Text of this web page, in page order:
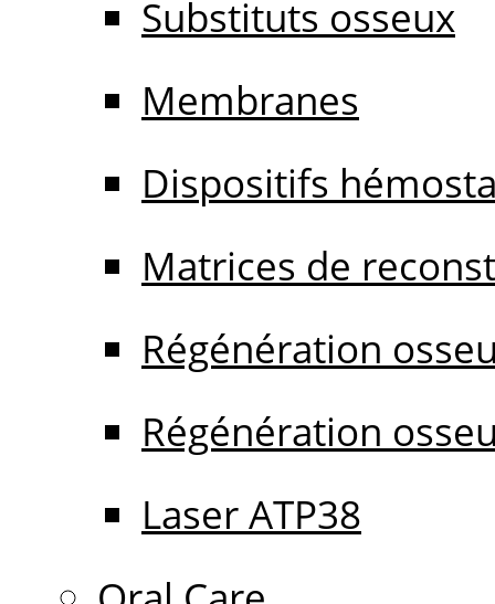
Substituts osseux
Membranes
Dispositifs
Matrices de
Régénération
Régénération
Laser ATP38